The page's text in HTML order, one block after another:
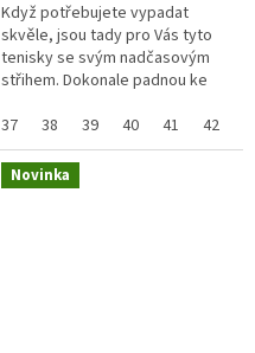
Když potřebujete vypadat
skvěle, jsou tady pro Vás tyto
tenisky se svým nadčasovým
střihem. Dokonale padnou ke
každý outfit včetně toho...
37 38 39 40 41 42
Novinka